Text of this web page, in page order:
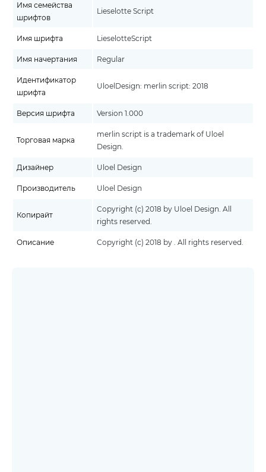
Имя семейства
шрифтов
Lieselotte Script
Имя шрифта LieselotteScript
Имя начертания Regular
Идентификатор
шрифта
UloelDesign: merlin script: 2018
Версия шрифта Version 1.000
Торговая марка
merlin script is a trademark of Uloel
Design.
Дизайнер Uloel Design
Производитель Uloel Design
Копирайт
Copyright (c) 2018 by Uloel Design. All
rights reserved.
Описание Copyright (c) 2018 by . All rights reserved.